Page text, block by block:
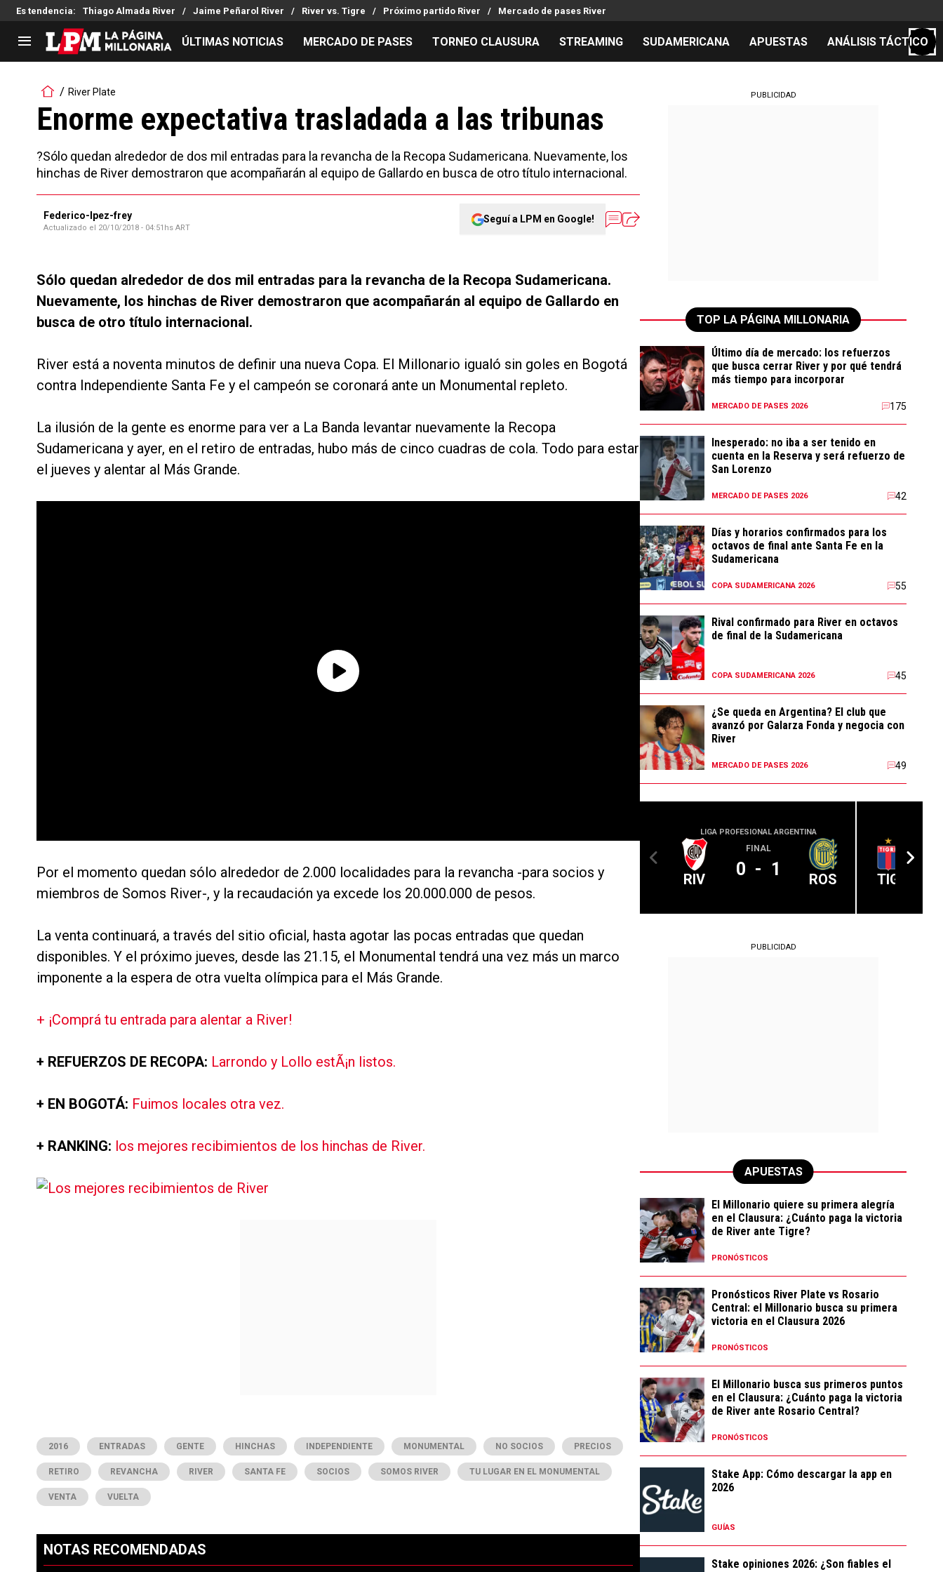
Es tendencia: Thiago Almada River Jaime Peñarol River River vs. Tigre Próximo partido River Mercado de pases River
LIGA PROFESIONAL
Noticias
Tabla de posiciones
Reserva
Copa Sudamericana
Copa Argentina
Mercado de Pases
Análisis tácticos
Chacho Coudet
Ex River
Streaming
Entradas
Los goles de River
Guías
Pronósticos
ÚLTIMAS NOTICIAS MERCADO DE PASES TORNEO CLAUSURA STREAMING SUDAMERICANA APUESTAS ANÁLISIS TÁCTICO
River Plate
Enorme expectativa trasladada a las tribunas
?Sólo quedan alrededor de dos mil entradas para la revancha de la Recopa Sudamericana. Nuevamente, los
hinchas de River demostraron que acompañarán al equipo de Gallardo en busca de otro título internacional.
Federico-lpez-frey
Actualizado el 20/10/2018 - 04:51hs ART
Seguí a LPM en Google!
Sólo quedan alrededor de dos mil entradas para la revancha de la Recopa Sudamericana.
Nuevamente, los hinchas de River demostraron que acompañarán al equipo de Gallardo en
busca de otro título internacional.
River está a noventa minutos de definir una nueva Copa. El Millonario igualó sin goles en Bogotá
contra Independiente Santa Fe y el campeón se coronará ante un Monumental repleto.
La ilusión de la gente es enorme para ver a La Banda levantar nuevamente la Recopa
Sudamericana y ayer, en el retiro de entradas, hubo más de cinco cuadras de cola. Todo para estar
el jueves y alentar al Más Grande.
Por el momento quedan sólo alrededor de 2.000 localidades para la revancha -para socios y
miembros de Somos River-, y la recaudación ya excede los 20.000.000 de pesos.
La venta continuará, a través del sitio oficial, hasta agotar las pocas entradas que quedan
disponibles. Y el próximo jueves, desde las 21.15, el Monumental tendrá una vez más un marco
imponente a la espera de otra vuelta olímpica para el Más Grande.
+ ¡Comprá tu entrada para alentar a River!
+ REFUERZOS DE RECOPA: Larrondo y Lollo estÃ¡n listos.
+ EN BOGOTÁ: Fuimos locales otra vez.
+ RANKING: los mejores recibimientos de los hinchas de River.
2016 ENTRADAS GENTE HINCHAS INDEPENDIENTE MONUMENTAL NO SOCIOS PRECIOS
RETIRO REVANCHA RIVER SANTA FE SOCIOS SOMOS RIVER TU LUGAR EN EL MONUMENTAL
VENTA VUELTA
NOTAS RECOMENDADAS
PUBLICIDAD
TOP LA PÁGINA MILLONARIA
Último día de mercado: los refuerzos
que busca cerrar River y por qué tendrá
más tiempo para incorporar
MERCADO DE PASES 2026 175
Inesperado: no iba a ser tenido en
cuenta en la Reserva y será refuerzo de
San Lorenzo
MERCADO DE PASES 2026 42
Días y horarios confirmados para los
octavos de final ante Santa Fe en la
Sudamericana
COPA SUDAMERICANA 2026 55
Rival confirmado para River en octavos
de final de la Sudamericana
COPA SUDAMERICANA 2026 45
¿Se queda en Argentina? El club que
avanzó por Galarza Fonda y negocia con
River
MERCADO DE PASES 2026 49
LIGA PROFESIONAL ARGENTINA
RIV
FINAL
0 - 1 ROS TIG
PUBLICIDAD
APUESTAS
El Millonario quiere su primera alegría
en el Clausura: ¿Cuánto paga la victoria
de River ante Tigre?
PRONÓSTICOS
Pronósticos River Plate vs Rosario
Central: el Millonario busca su primera
victoria en el Clausura 2026
PRONÓSTICOS
El Millonario busca sus primeros puntos
en el Clausura: ¿Cuánto paga la victoria
de River ante Rosario Central?
PRONÓSTICOS
Stake App: Cómo descargar la app en
2026
GUÍAS
Stake opiniones 2026: ¿Son fiables el